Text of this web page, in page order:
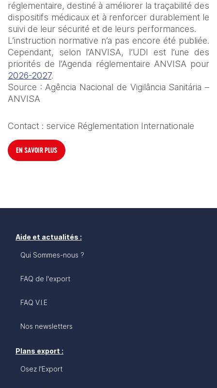
réglementaire, destiné à améliorer la traçabilité des
dispositifs médicaux et à renforcer durablement le
suivi de leur sécurité et de leurs performances.
L’instruction normative n’a pas encore été publiée.
Cependant, selon l’ANVISA, l’UDI est l’une des
2026-2027.
Source : Agência Nacional de Vigilância Sanitária –
ANVISA
Contact : service Réglementation Internationale
EN SAVOIR PLUS
Aide et actualités :
Qui Sommes-nous ?
FAQ de l'export
FAQ V.I.E
Nos newsletters
Plans export :
Osez l'Export